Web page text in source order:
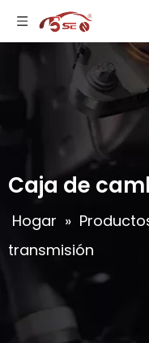
Caja de
Hogar »
transmisión